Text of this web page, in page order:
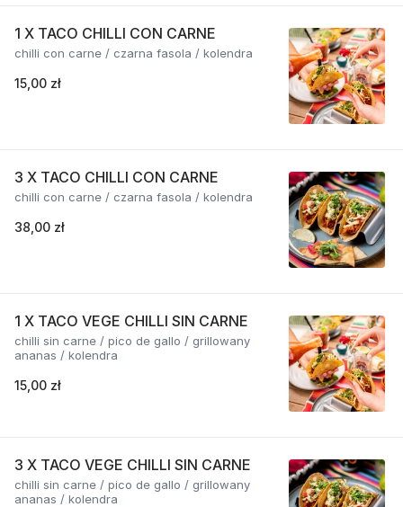
1 X TACO CHILLI CON CARNE
chilli con carne / czarna fasola / kolendra
15,00 zł
3 X TACO CHILLI CON CARNE
chilli con carne / czarna fasola / kolendra
38,00 zł
1 X TACO VEGE CHILLI SIN CARNE
chilli sin carne / pico de gallo / grillowany
ananas / kolendra
15,00 zł
3 X TACO VEGE CHILLI SIN CARNE
chilli sin carne / pico de gallo / grillowany
ananas / kolendra